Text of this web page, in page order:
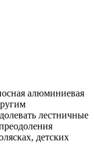
алюминиевая
лестничные
детских